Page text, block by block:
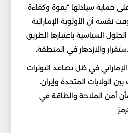
حماية سيادتها “بقوة وكفاءة
نفسه أن الأولوية الإماراتية
السياسية باعتبارها الطريق
والازدهار في المنطقة.
في ظل تصاعد التوترات
بين الولايات المتحدة وإيران،
أمن الملاحة والطاقة في